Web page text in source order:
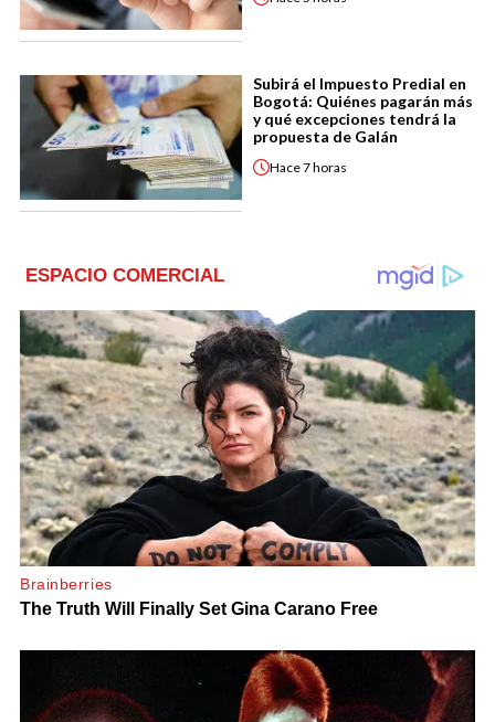
Subirá el Impuesto Predial en
Bogotá: Quiénes pagarán más
y qué excepciones tendrá la
propuesta de Galán
Hace7 horas